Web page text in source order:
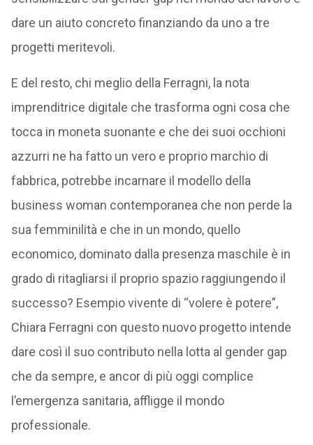
dare un aiuto concreto finanziando da uno a tre
progetti meritevoli.
E del resto, chi meglio della Ferragni, la nota
imprenditrice digitale che trasforma ogni cosa che
tocca in moneta suonante e che dei suoi occhioni
azzurri ne ha fatto un vero e proprio marchio di
fabbrica, potrebbe incarnare il modello della
business woman contemporanea che non perde la
sua femminilità e che in un mondo, quello
economico, dominato dalla presenza maschile è in
grado di ritagliarsi il proprio spazio raggiungendo il
successo? Esempio vivente di “volere è potere”,
Chiara Ferragni con questo nuovo progetto intende
dare così il suo contributo nella lotta al gender gap
che da sempre, e ancor di più oggi complice
l’emergenza sanitaria, affligge il mondo
professionale.